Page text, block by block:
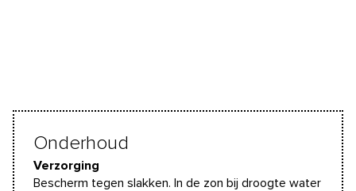
Onderhoud
Verzorging
Bescherm tegen slakken. In de zon bij droogte water